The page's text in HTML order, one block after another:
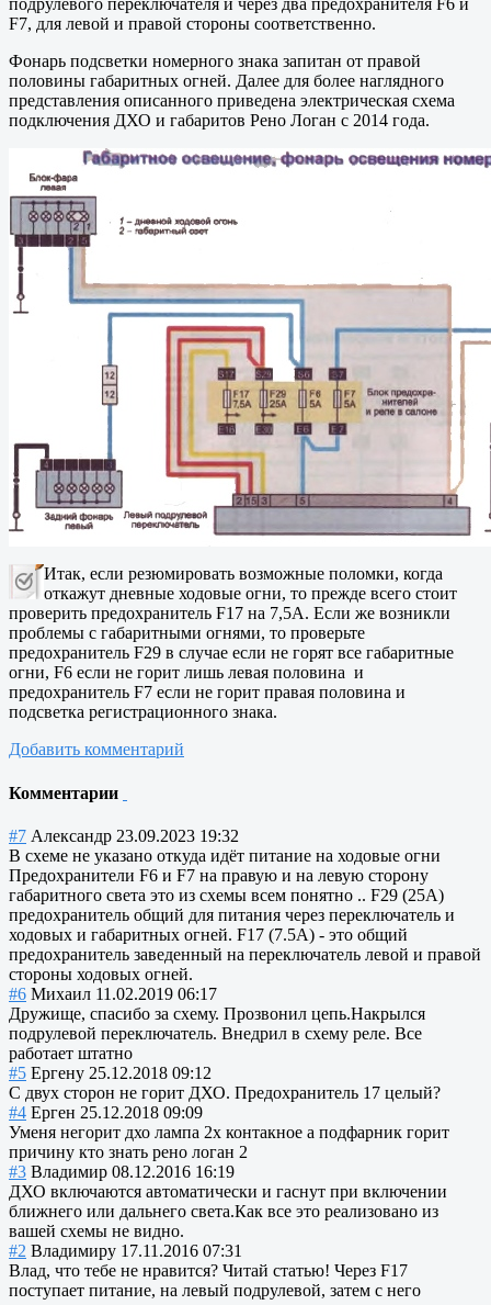
подрулевого переключателя и через два предохранителя F6 и
F7, для левой и правой стороны соответственно.
Фонарь подсветки номерного знака запитан от правой
половины габаритных огней. Далее для более наглядного
представления описанного приведена электрическая схема
подключения ДХО и габаритов Рено Логан с 2014 года.
Итак, если резюмировать возможные поломки, когда
откажут дневные ходовые огни, то прежде всего стоит
проверить предохранитель F17 на 7,5А. Если же возникли
проблемы с габаритными огнями, то проверьте
предохранитель F29 в случае если не горят все габаритные
огни, F6 если не горит лишь левая половина и
предохранитель F7 если не горит правая половина и
подсветка регистрационного знака.
Добавить комментарий
Комментарии
#7 Александр 23.09.2023 19:32
В схеме не указано откуда идёт питание на ходовые огни
Предохранители F6 и F7 на правую и на левую сторону
габаритного света это из схемы всем понятно .. F29 (25А)
предохранитель общий для питания через переключатель и
ходовых и габаритных огней. F17 (7.5А) - это общий
предохранитель заведенный на переключатель левой и правой
стороны ходовых огней.
#6 Михаил 11.02.2019 06:17
Дружище, спасибо за схему. Прозвонил цепь.Накрылся
подрулевой переключатель. Внедрил в схему реле. Все
работает штатно
#5 Ергену 25.12.2018 09:12
С двух сторон не горит ДХО. Предохранитель 17 целый?
#4 Ерген 25.12.2018 09:09
Уменя негорит дхо лампа 2х контакное а подфарник горит
причину кто знать рено логан 2
#3 Владимир 08.12.2016 16:19
ДХО включаются автоматически и гаснут при включении
ближнего или дальнего света.Как все это реализовано из
вашей схемы не видно.
#2 Владимиру 17.11.2016 07:31
Влад, что тебе не нравится? Читай статью! Через F17
поступает питание, на левый подрулевой, затем с него